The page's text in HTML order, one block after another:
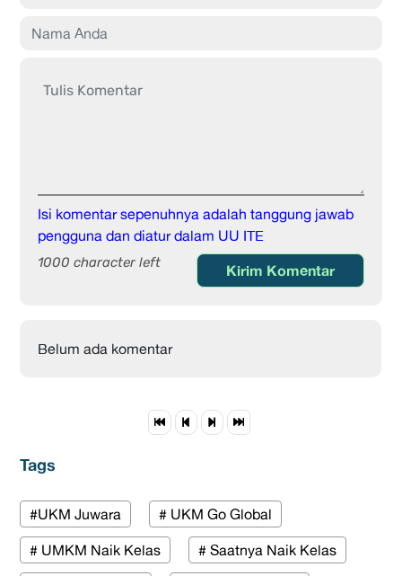
Isi komentar sepenuhnya adalah tanggung jawab
pengguna dan diatur dalam UU ITE
1000 character left Kirim Komentar
Belum ada komentar
Tags
#UKM Juwara # UKM Go Global
# UMKM Naik Kelas # Saatnya Naik Kelas